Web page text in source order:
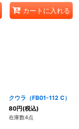
カートに入れる
クウラ（FB01-112 C）
80円(税込)
在庫数4点